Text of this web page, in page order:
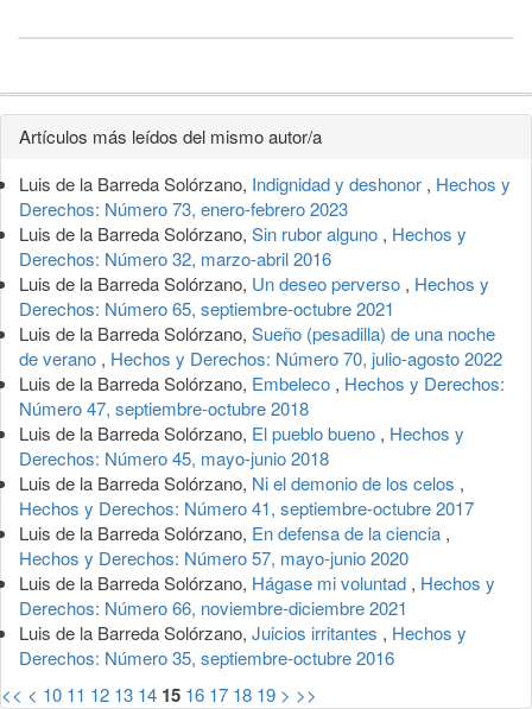
Detalles
del
artículo
Artículos más leídos del mismo autor/a
Luis de la Barreda Solórzano, Indignidad y deshonor , Hechos y
Derechos: Número 73, enero-febrero 2023
Luis de la Barreda Solórzano, Sin rubor alguno , Hechos y
Derechos: Número 32, marzo-abril 2016
Luis de la Barreda Solórzano, Un deseo perverso , Hechos y
Derechos: Número 65, septiembre-octubre 2021
Luis de la Barreda Solórzano, Sueño (pesadilla) de una noche
de verano , Hechos y Derechos: Número 70, julio-agosto 2022
Luis de la Barreda Solórzano, Embeleco , Hechos y Derechos:
Número 47, septiembre-octubre 2018
Luis de la Barreda Solórzano, El pueblo bueno , Hechos y
Derechos: Número 45, mayo-junio 2018
Luis de la Barreda Solórzano, Ni el demonio de los celos ,
Hechos y Derechos: Número 41, septiembre-octubre 2017
Luis de la Barreda Solórzano, En defensa de la ciencia ,
Hechos y Derechos: Número 57, mayo-junio 2020
Luis de la Barreda Solórzano, Hágase mi voluntad , Hechos y
Derechos: Número 66, noviembre-diciembre 2021
Luis de la Barreda Solórzano, Juicios irritantes , Hechos y
Derechos: Número 35, septiembre-octubre 2016
<< < 10 11 12 13 14 15 16 17 18 19 > >>